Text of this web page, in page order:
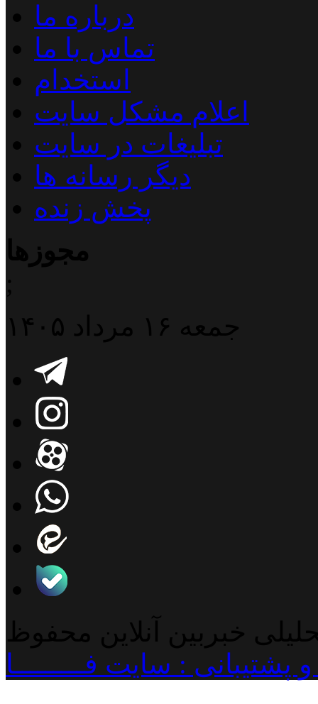
درباره ما
تماس با ما
استخدام
اعلام مشکل سایت
تبلیغات در سایت
دیگر رسانه ها
پخش زنده
مجوزها
;
جمعه ۱۶ مرداد ۱۴۰۵
خبربین آنلاین محفوظ
: سایت فـــــــــا